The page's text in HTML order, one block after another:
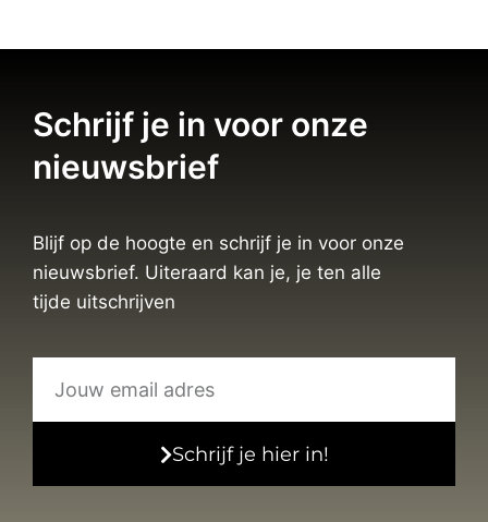
Schrijf je in voor onze
nieuwsbrief
Blijf op de hoogte en schrijf je in voor onze
nieuwsbrief. Uiteraard kan je, je ten alle
tijde uitschrijven
Schrijf je hier in!